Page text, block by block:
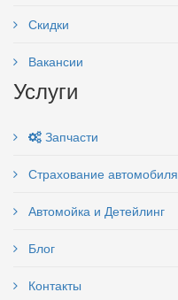
Скидки
Вакансии
Услуги
Запчасти
Страхование автомобиля
Автомойка и Детейлинг
Блог
Контакты